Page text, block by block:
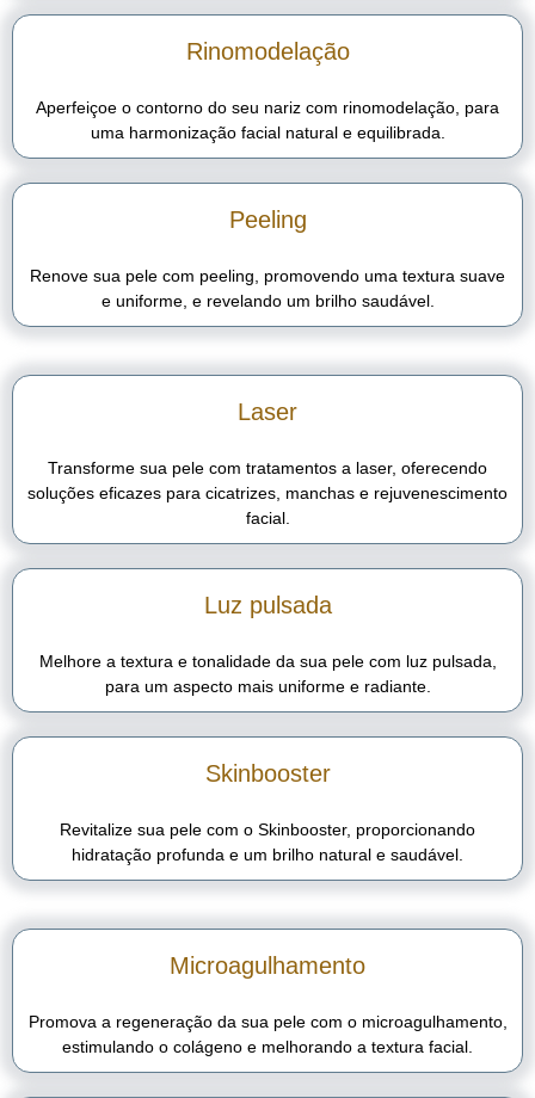
Rinomodelação
Aperfeiçoe o contorno do seu nariz com rinomodelação, para
uma harmonização facial natural e equilibrada.
Peeling
Renove sua pele com peeling, promovendo uma textura suave
e uniforme, e revelando um brilho saudável.
Laser
Transforme sua pele com tratamentos a laser, oferecendo
soluções eficazes para cicatrizes, manchas e rejuvenescimento
facial.
Luz pulsada
Melhore a textura e tonalidade da sua pele com luz pulsada,
para um aspecto mais uniforme e radiante.
Skinbooster
Revitalize sua pele com o Skinbooster, proporcionando
hidratação profunda e um brilho natural e saudável.
Microagulhamento
Promova a regeneração da sua pele com o microagulhamento,
estimulando o colágeno e melhorando a textura facial.